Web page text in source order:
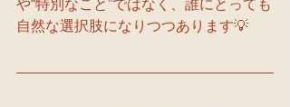
や“特別なこと”ではなく、誰にとっても
自然な選択肢になりつつあります💡